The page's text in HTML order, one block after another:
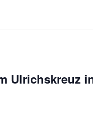
Ulrichskreuz